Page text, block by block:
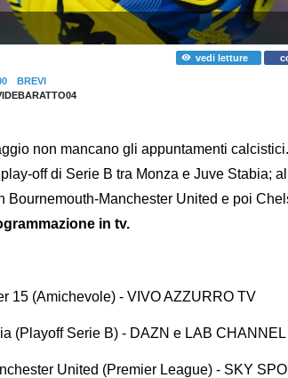
vedi letture
BREVI
non mancano gli appuntamenti
off di Serie B tra Monza e Juve Stabia;
Bournemouth-Manchester United e poi
in tv.
15 (Amichevole) - VIVO AZZURRO TV
(Playoff Serie B) - DAZN e LAB CHANNEL
United (Premier League) - SKY